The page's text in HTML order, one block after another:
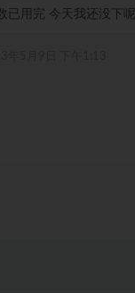
已用完 今天我还没下呢